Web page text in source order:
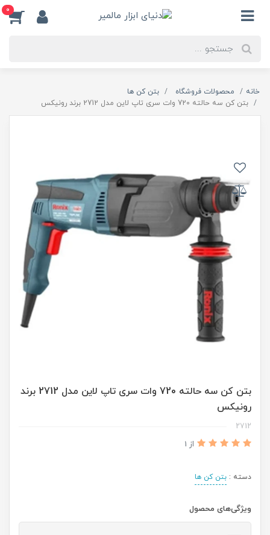
0
خانه محصولات فروشگاه
بتن کن ها
بتن کن سه حالته 720 وات سری تاپ لاین مدل 2712 برند رونیکس
بتن کن سه حالته 720 وات سری تاپ لاین مدل 2712 برند
رونیکس
2712
از 1
دسته : بتن کن ها
ویژگی‌های محصول